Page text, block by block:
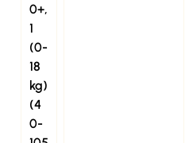
0+,
1
(0-
18
kg)
(4
0-